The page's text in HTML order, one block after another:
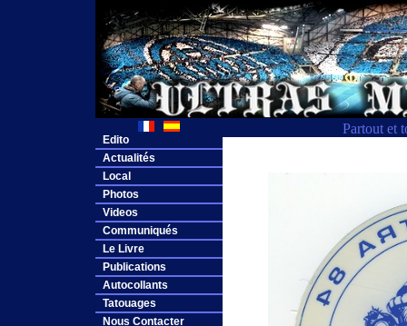
Partout et
Edito
Actualités
Local
Photos
Videos
Communiqués
Le Livre
Publications
Autocollants
Tatouages
Nous Contacter